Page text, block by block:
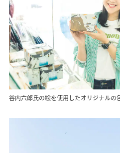
谷内六郎氏の絵を使用したオリジナルの